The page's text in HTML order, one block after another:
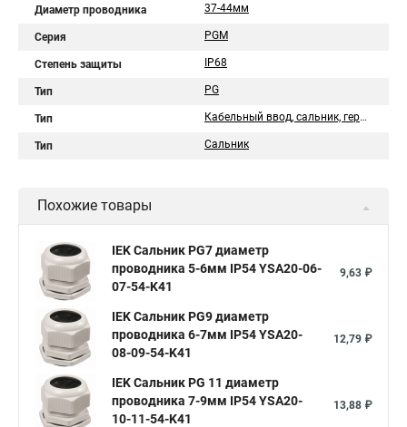
Диаметр проводника 37-44мм
Серия PGM
Степень защиты IP68
Тип PG
Тип Кабельный ввод, сальник, гермоввод
Тип Сальник
Похожие товары
IEK Сальник PG7 диаметр
проводника 5-6мм IP54 YSA20-06-
07-54-K41
9,63 ₽
IEK Сальник PG9 диаметр
проводника 6-7мм IP54 YSA20-
08-09-54-K41
12,79 ₽
IEK Сальник PG 11 диаметр
проводника 7-9мм IP54 YSA20-
10-11-54-K41
13,88 ₽